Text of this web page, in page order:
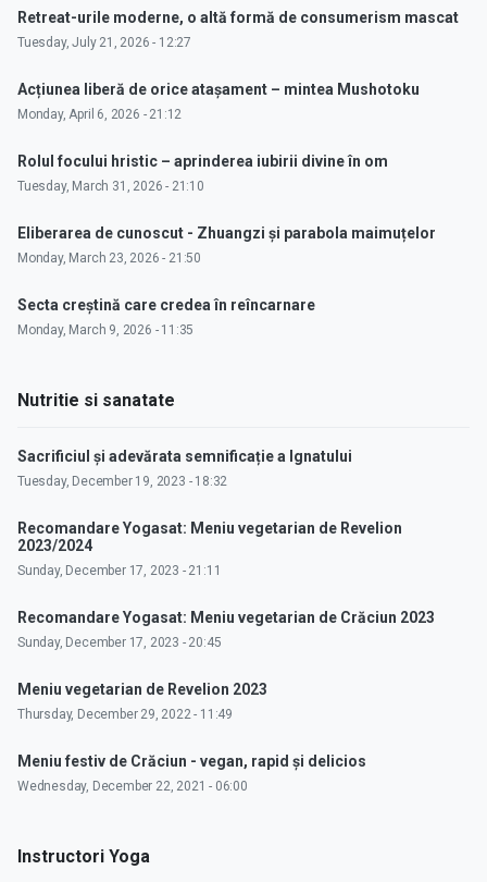
Retreat-urile moderne, o altă formă de consumerism mascat
Tuesday, July 21, 2026 - 12:27
Acțiunea liberă de orice atașament – mintea Mushotoku
Monday, April 6, 2026 - 21:12
Rolul focului hristic – aprinderea iubirii divine în om
Tuesday, March 31, 2026 - 21:10
Eliberarea de cunoscut - Zhuangzi și parabola maimuțelor
Monday, March 23, 2026 - 21:50
Secta creștină care credea în reîncarnare
Monday, March 9, 2026 - 11:35
Nutritie si sanatate
Sacrificiul și adevărata semnificație a Ignatului
Tuesday, December 19, 2023 - 18:32
Recomandare Yogasat: Meniu vegetarian de Revelion
2023/2024
Sunday, December 17, 2023 - 21:11
Recomandare Yogasat: Meniu vegetarian de Crăciun 2023
Sunday, December 17, 2023 - 20:45
Meniu vegetarian de Revelion 2023
Thursday, December 29, 2022 - 11:49
Meniu festiv de Crăciun - vegan, rapid și delicios
Wednesday, December 22, 2021 - 06:00
Instructori Yoga